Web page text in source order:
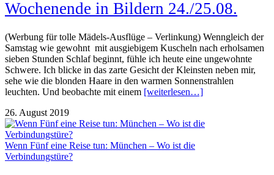
Wochenende in Bildern 24./25.08.
(Werbung für tolle Mädels-Ausflüge – Verlinkung) Wenngleich der
Samstag wie gewohnt mit ausgiebigem Kuscheln nach erholsamen
sieben Stunden Schlaf beginnt, fühle ich heute eine ungewohnte
Schwere. Ich blicke in das zarte Gesicht der Kleinsten neben mir,
sehe wie die blonden Haare in den warmen Sonnenstrahlen
leuchten. Und beobachte mit einem [weiterlesen…]
26. August 2019
Wenn Fünf eine Reise tun: München – Wo ist die
Verbindungstüre?